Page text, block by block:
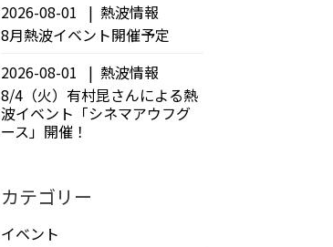
2026-08-01
熱波情報
8月熱波イベント開催予定
2026-08-01
熱波情報
8/4（火）有村昆さんによる熱
波イベント「シネマアウフグ
ース」開催！
カテゴリー
イベント